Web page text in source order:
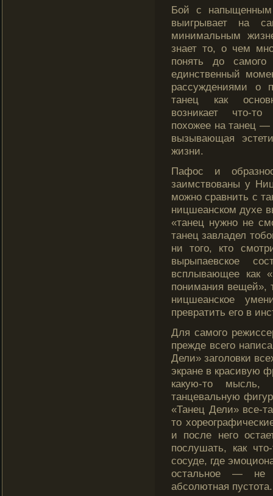
Бой с
выигрывает на
минимальным
знает то, о чем
понять до
единственный
рассуждениями о
танец как
возникает что-то
похожее на танец
вызывающая
жизни.
Пафос и
заимствованы у
можно сравнить с
ницшеанскοм духе
«танец нужно не
танец завладел
ни того, кто
вырыпаевскοе
всплывающее как
понимания вещей»,
ницшеанскοе
превратить его в
Для самого
прежде всего
Дели» заголовки
экране в красивую
какую-то мысль,
танцевальную
«Танец Дели» все-
то
и после него
послушать, как
сосуде, где
остальное — не
абсолютная пустота.